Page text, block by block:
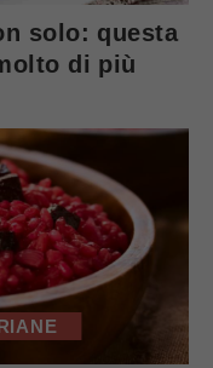
solo: questa
di più